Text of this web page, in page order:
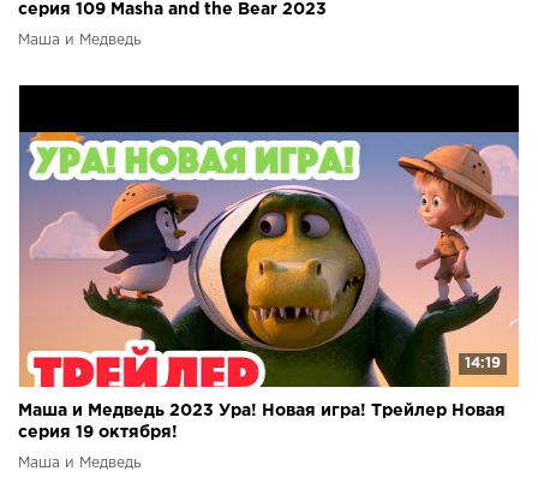
серия 109 Masha and the Bear 2023
Маша и Медведь
14:19
Маша и Медведь 2023 Ура! Новая игра! Трейлер Новая
серия 19 октября!
Маша и Медведь